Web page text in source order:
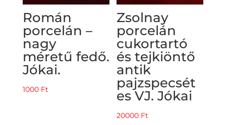
Román
porcelán –
nagy
méretű fedő.
Jókai.
1000 Ft
Zsolnay
porcelán
cukortartó
és tejkiöntő
antik
pajzspecsét
es VJ. Jókai
20000 Ft